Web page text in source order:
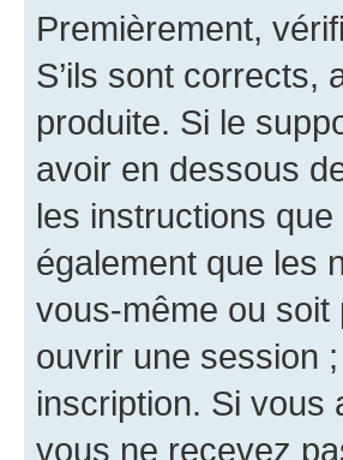
Premièrement,
S’ils sont corrects,
produite. Si le
avoir en dessous
les instructions
également que les
vous-même ou soit
ouvrir une session
inscription. Si vous
vous ne recevez